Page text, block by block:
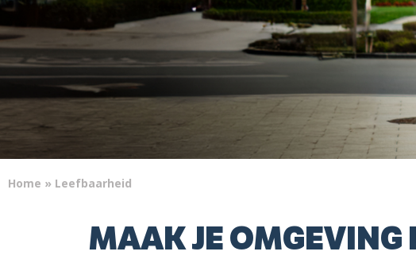
Home » Leefbaarheid
MAAK JE OMGEVING